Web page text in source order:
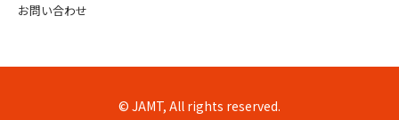
お問い合わせ
© JAMT, All rights reserved.